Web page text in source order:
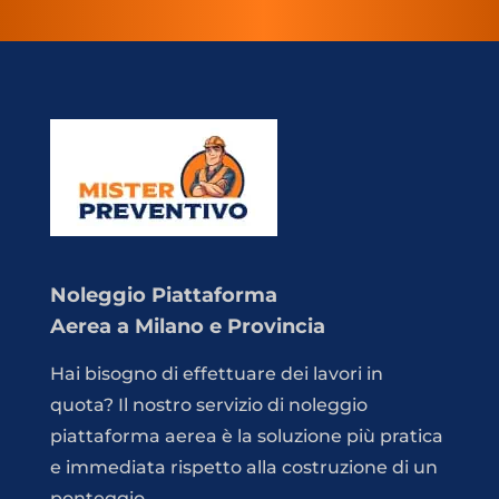
Noleggio Piattaforma
Aerea a Milano e Provincia
Hai bisogno di effettuare dei lavori in
quota? Il nostro servizio di noleggio
piattaforma aerea è la soluzione più pratica
e immediata rispetto alla costruzione di un